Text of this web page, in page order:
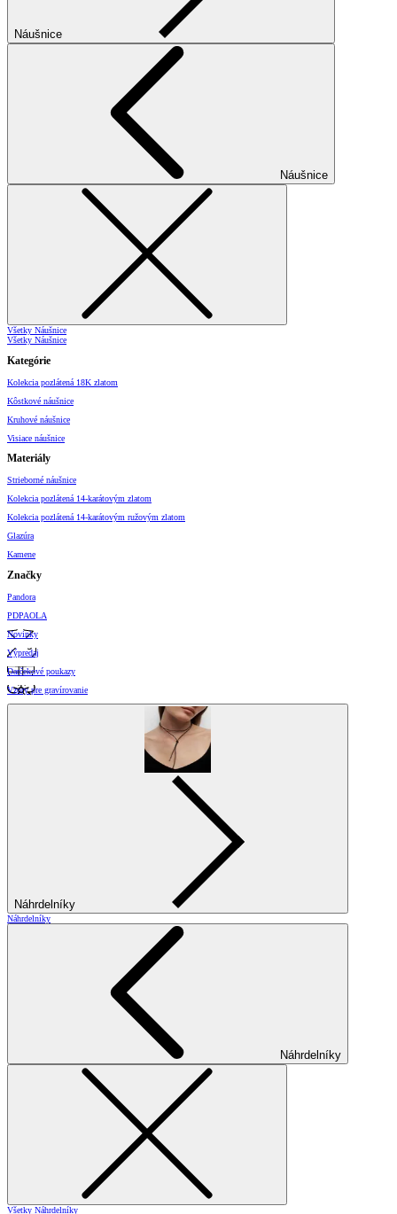
Náušnice
Náušnice
Všetky Náušnice
Všetky Náušnice
Kategórie
Kolekcia pozlátená 18K zlatom
Kôstkové náušnice
Kruhové náušnice
Visiace náušnice
Materiály
Strieborné náušnice
Kolekcia pozlátená 14-karátovým zlatom
Kolekcia pozlátená 14-karátovým ružovým zlatom
Glazúra
Kamene
Značky
Pandora
PDPAOLA
Novinky
Výpredaj
Darčekové poukazy
Vzory pre gravírovanie
Náhrdelníky
Náhrdelníky
Náhrdelníky
Všetky Náhrdelníky